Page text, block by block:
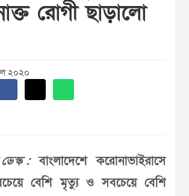
রোগী ছাড়ালো
২০২০
:বাংলাদেশে করোনাভাইরাসে
বেশি মৃত্যু ও সবচেয়ে বেশি